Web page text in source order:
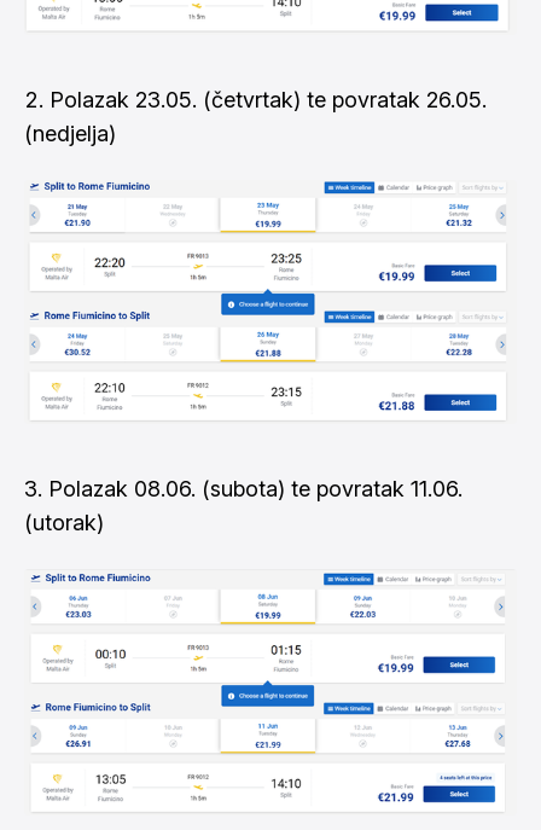
Polazak 23.05. (četvrtak) te povratak 26.05.
(nedjelja)
Polazak 08.06. (subota) te povratak 11.06.
(utorak)